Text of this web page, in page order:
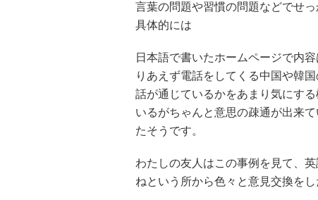
言葉の問題や習慣の問題などでせ
具体的には
日本語で書いたホームページで内
りあえず電話をしてくる中国や韓
話が通じているかをあまり気にす
いるがちゃんと意思の疎通が出来
たそうです。
わたしの友人はこの事例を見て、
ねという所から色々と意見交換を